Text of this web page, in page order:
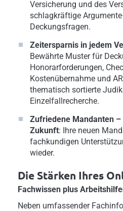
Versicherung und des
schlagkräftige
Deckungsfragen.
Zeitersparnis in jedem
Bewährte Muster für
Honorarforderungen,
Kostenübernahme und
thematisch sortierte
Einzelfallrecherche.
Zufriedene Mandanten
Zukunft: Ihre neuen
fachkundigen
wieder.
Die Stärken Ihres
Fachwissen plus
Neben umfassender